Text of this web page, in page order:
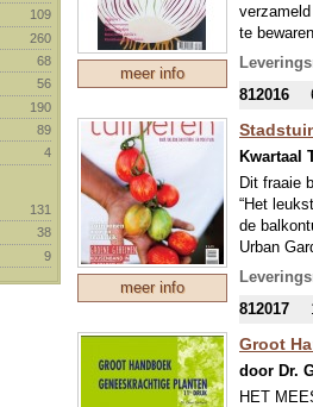
109
260
68
56
190
89
4
131
38
9
meer info
te
68
WE
812016
meer info
Kwartaal
Dit fraaie
“Het
de
Urban
informatie
en mooie
Het blad
812017
Groot
door Dr.
HET